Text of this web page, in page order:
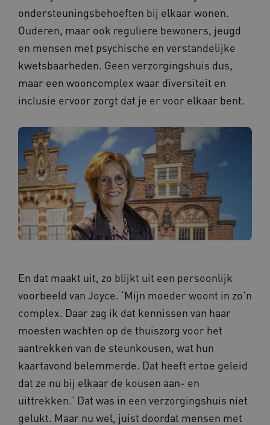
ondersteuningsbehoeften bij elkaar wonen.
Ouderen, maar ook reguliere bewoners, jeugd
en mensen met psychische en verstandelijke
kwetsbaarheden. Geen verzorgingshuis dus,
maar een wooncomplex waar diversiteit en
inclusie ervoor zorgt dat je er voor elkaar bent.
En dat maakt uit, zo blijkt uit een persoonlijk
voorbeeld van Joyce. ‘Mijn moeder woont in zo'n
complex. Daar zag ik dat kennissen van haar
moesten wachten op de thuiszorg voor het
aantrekken van de steunkousen, wat hun
kaartavond belemmerde. Dat heeft ertoe geleid
dat ze nu bij elkaar de kousen aan- en
uittrekken.’ Dat was in een verzorgingshuis niet
gelukt. Maar nu wel, juist doordat mensen met
__Secure-ROLLOUT_TOKEN .youtube.com
ARRAffinity
Microsoft Corporation
.waardigheidentrots.nl
CookieScriptConsent
CookieScript
www.waardigheidentrots.nl
m906.waardigheidentrots.nl
.youtube.com
Google Privacy Policy